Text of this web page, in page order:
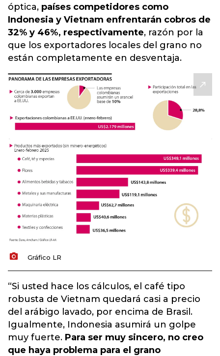
óptica, países competidores como
Indonesia y Vietnam enfrentarán cobros de
32% y 46%, respectivamente, razón por la
que los exportadores locales del grano no
están completamente en desventaja.
Gráfico LR
“Si usted hace los cálculos, el café tipo
robusta de Vietnam quedará casi a precio
del arábigo lavado, por encima de Brasil.
Igualmente, Indonesia asumirá un golpe
muy fuerte. Para ser muy sincero, no creo
que haya problema para el grano